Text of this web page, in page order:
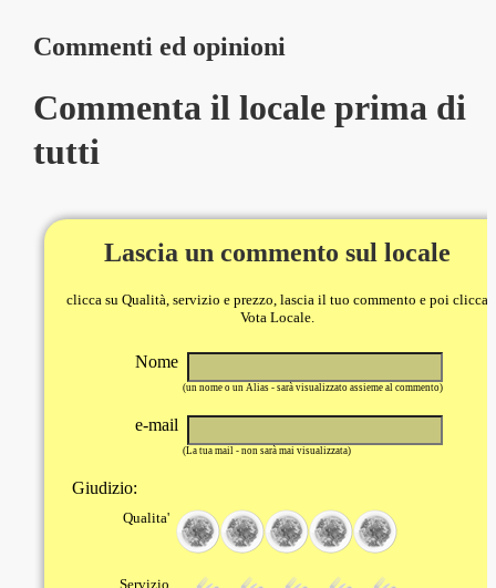
Commenti ed opinioni
Commenta il locale prima di
tutti
Lascia un commento sul locale
clicca su Qualità, servizio e prezzo, lascia il tuo commento e poi clicca
Vota Locale.
Nome
(un nome o un Alias - sarà visualizzato assieme al commento)
e-mail
(La tua mail - non sarà mai visualizzata)
Giudizio:
Qualita'
Servizio